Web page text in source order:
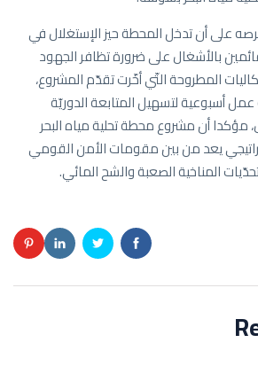
حرصه على أن تدخل المحطة حيز الإستغلال في
بالأشغال على ضرورة تظافر الجهود
المطروحة التّي أخّرت تقدّم المشروع،
أسبوعية لتسهيل المتابعة الدوريّة
مؤكدا أن مشروع محطة تحلية مياه البحر
يعد من بين مقومات الأمن القومي
المناخية الصعبة والشح المائي.